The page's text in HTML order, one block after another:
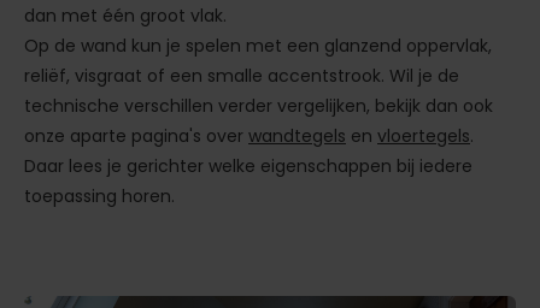
dan met één groot vlak.
Op de wand kun je spelen met een glanzend oppervlak,
reliëf, visgraat of een smalle accentstrook. Wil je de
technische verschillen verder vergelijken, bekijk dan ook
onze aparte pagina's over wandtegels en vloertegels.
Daar lees je gerichter welke eigenschappen bij iedere
toepassing horen.